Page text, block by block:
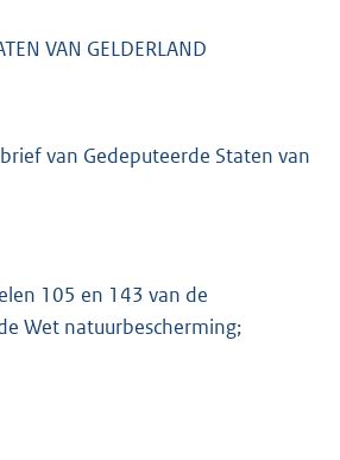
VAN GELDERLAND
van Gedeputeerde Staten van
105 en 143 van de
Wet natuurbescherming;